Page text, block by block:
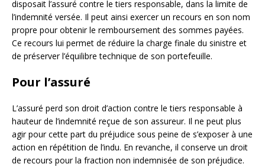
disposait l’assuré contre le tiers responsable, dans la limite de
l’indemnité versée. Il peut ainsi exercer un recours en son nom
propre pour obtenir le remboursement des sommes payées.
Ce recours lui permet de réduire la charge finale du sinistre et
de préserver l’équilibre technique de son portefeuille.
Pour l’assuré
L’assuré perd son droit d’action contre le tiers responsable à
hauteur de l’indemnité reçue de son assureur. Il ne peut plus
agir pour cette part du préjudice sous peine de s’exposer à une
action en répétition de l’indu. En revanche, il conserve un droit
de recours pour la fraction non indemnisée de son préjudice.